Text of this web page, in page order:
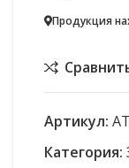
Продукция
Артикул:
Категория: